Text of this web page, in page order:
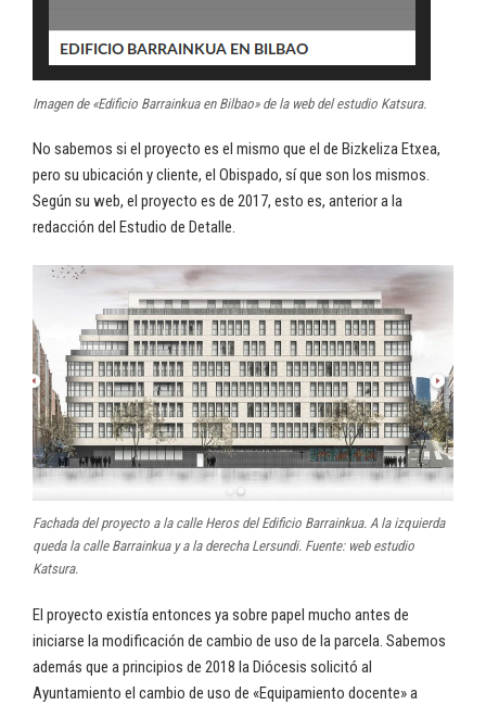
Imagen de «Edificio Barrainkua en Bilbao» de la web del estudio Katsura.
No sabemos si el proyecto es el mismo que el de Bizkeliza Etxea,
pero su ubicación y cliente, el Obispado, sí que son los mismos.
Según su web, el proyecto es de 2017, esto es, anterior a la
redacción del Estudio de Detalle.
Fachada del proyecto a la calle Heros del Edificio Barrainkua. A la izquierda
queda la calle Barrainkua y a la derecha Lersundi. Fuente: web estudio
Katsura.
El proyecto existía entonces ya sobre papel mucho antes de
iniciarse la modificación de cambio de uso de la parcela. Sabemos
además que a principios de 2018 la Diócesis solicitó al
Ayuntamiento el cambio de uso de «Equipamiento docente» a